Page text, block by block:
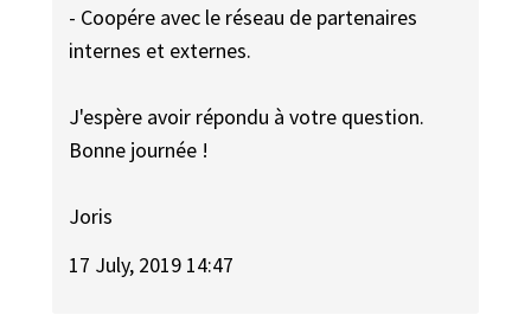
- Coopére avec le réseau de partenaires
internes et externes.
J'espère avoir répondu à votre question.
Bonne journée !
Joris
17 July, 2019 14:47